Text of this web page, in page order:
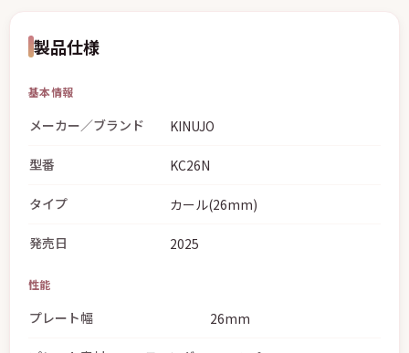
製品仕様
基本情報
メーカー／ブランド KINUJO
型番 KC26N
タイプ カール(26mm)
発売日 2025
性能
プレート幅 26mm